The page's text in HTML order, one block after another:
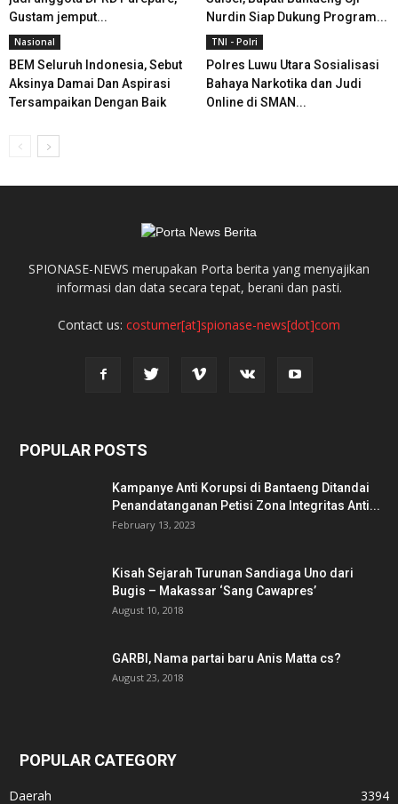
Gustam jemput...
Nurdin Siap Dukung Program...
Nasional
BEM Seluruh Indonesia, Sebut
Aksinya Damai Dan Aspirasi
Tersampaikan Dengan Baik
TNI - Polri
Polres Luwu Utara Sosialisasi
Bahaya Narkotika dan Judi
Online di SMAN...
SPIONASE-NEWS merupakan Porta berita yang menyajikan
informasi dan data secara tepat, berani dan pasti.
Contact us: costumer[at]spionase-news[dot]com
POPULAR POSTS
Kampanye Anti Korupsi di Bantaeng Ditandai
Penandatanganan Petisi Zona Integritas Anti...
February 13, 2023
Kisah Sejarah Turunan Sandiaga Uno dari
Bugis – Makassar ‘Sang Cawapres’
August 10, 2018
GARBI, Nama partai baru Anis Matta cs?
August 23, 2018
POPULAR CATEGORY
Daerah 3394